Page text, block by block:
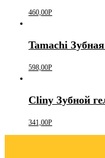
460,00Р
Tamachi
598,00Р
Cliny Зубной
341,00Р